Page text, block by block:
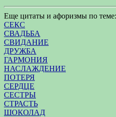
Еще цитаты и афоризмы по теме:
СЕКС
СВАДЬБА
СВИДАНИЕ
ДРУЖБА
ГАРМОНИЯ
НАСЛАЖДЕНИЕ
ПОТЕРЯ
СЕРДЦЕ
СЕСТРЫ
СТРАСТЬ
ШОКОЛАД